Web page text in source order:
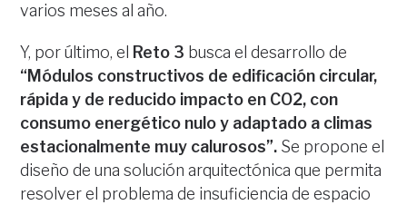
varios meses al año.
Y, por último, el Reto 3 busca el desarrollo de
“Módulos constructivos de edificación circular,
rápida y de reducido impacto en CO2, con
consumo energético nulo y adaptado a climas
estacionalmente muy calurosos”. Se propone el
diseño de una solución arquitectónica que permita
resolver el problema de insuficiencia de espacio